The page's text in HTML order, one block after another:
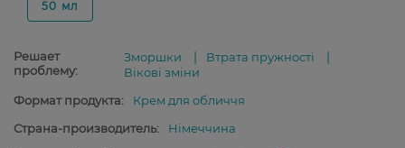
50 мл
Решает
проблему:
Зморшки
Втрата пружності
Вікові зміни
Формат продукта:
Крем для обличчя
Страна-производитель:
Німеччина